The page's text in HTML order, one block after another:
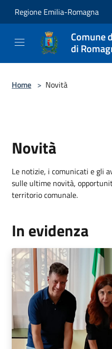
Regione Emilia-Romagna
Comune
di
Home > Novità
Novità
Le notizie, i comunicati e gli
sulle ultime novità,
territorio comunale.
In evidenza